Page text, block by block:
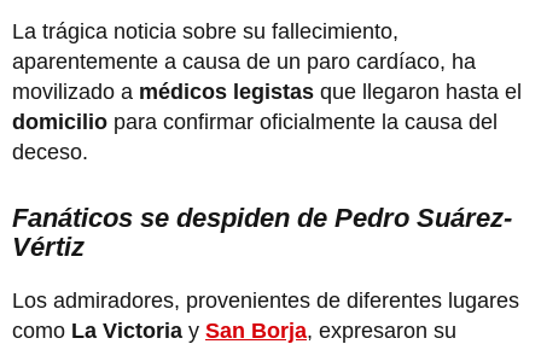
La trágica noticia sobre su fallecimiento,
aparentemente a causa de un paro cardíaco, ha
movilizado a médicos legistas que llegaron hasta el
domicilio para confirmar oficialmente la causa del
deceso.
Fanáticos se despiden de Pedro Suárez-
Vértiz
Los admiradores, provenientes de diferentes lugares
como La Victoria y San Borja, expresaron su